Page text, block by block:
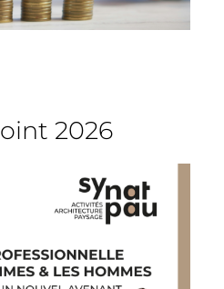
2026